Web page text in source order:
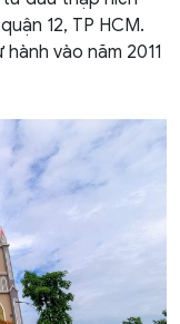
12, TP HCM.
vào năm 2011